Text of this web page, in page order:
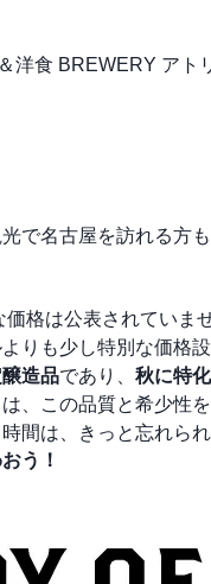
洋食 BREWERY ア
で名古屋を訪れる方
格は公表されていま
りも少し特別な価格
醸造品であり、 秋に特
、この品質と希少性
間は、きっと忘れら
う！